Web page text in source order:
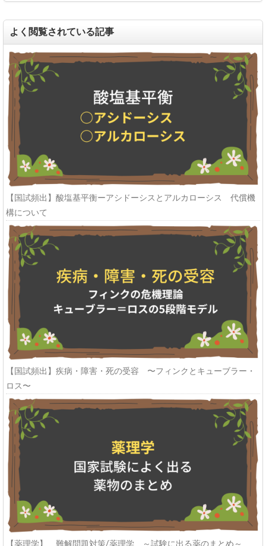
よく閲覧されている記事
【国試頻出】酸塩基平衡ーアシドーシスとアルカローシス 代償機
構について
【国試頻出】疾病・障害・死の受容 〜フィンクとキューブラー・
ロス〜
【薬理学】 難解問題対策/薬理学 ～試験に出る薬のまとめ～